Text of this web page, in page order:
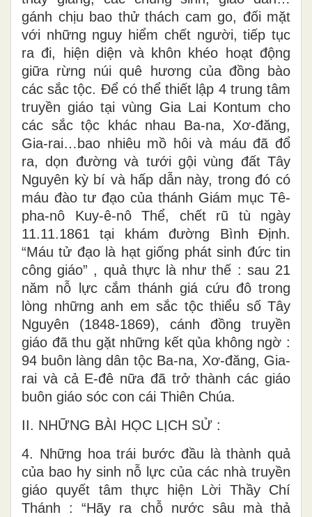
gánh chịu bao thử thách cam go, đối mặt
với những nguy hiểm chết người, tiếp tục
ra đi, hiện diện và khôn khéo hoạt động
giữa rừng núi quê hương của đồng bào
các sắc tộc. Để có thể thiết lập 4 trung tâm
truyền giáo tại vùng Gia Lai Kontum cho
các sắc tộc khác nhau Ba-na, Xơ-đăng,
Gia-rai…bao nhiêu mồ hôi và máu đã đổ
ra, dọn đường và tưới gội vùng đất Tây
Nguyên kỳ bí và hấp dẫn này, trong đó có
máu đào tư đạo của thánh Giám mục Tê-
pha-nô Kuy-ê-nô Thể, chết rũ tù ngày
11.11.1861 tại khám đường Bình Định.
“Máu tử đạo là hạt giống phát sinh đức tin
công giáo” , quả thực là như thế : sau 21
năm nỗ lực cắm thánh giá cứu đô trong
lòng những anh em sắc tộc thiểu số Tây
Nguyên (1848-1869), cánh đồng truyền
giáo đã thu gặt những kết qủa không ngờ :
94 buôn làng dân tộc Ba-na, Xơ-đăng, Gia-
rai và cả E-đê nữa đã trở thành các giáo
buôn giáo sóc con cái Thiên Chúa.
II. NHỮNG BÀI HỌC LỊCH SỬ :
4. Những hoa trái bước đầu là thành quả
của bao hy sinh nỗ lực của các nhà truyền
giáo quyết tâm thực hiện Lời Thầy Chí
Thánh : “Hãy ra chỗ nước sâu mà thả